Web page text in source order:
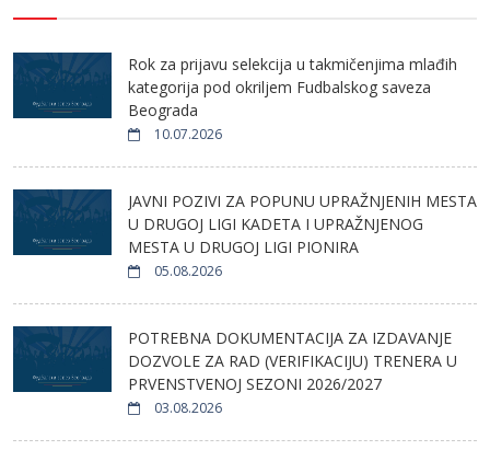
Rok za prijavu selekcija u takmičenjima mlađih
kategorija pod okriljem Fudbalskog saveza
Beograda
10.07.2026
JAVNI POZIVI ZA POPUNU UPRAŽNJENIH MESTA
U DRUGOJ LIGI KADETA I UPRAŽNJENOG
MESTA U DRUGOJ LIGI PIONIRA
05.08.2026
POTREBNA DOKUMENTACIJA ZA IZDAVANJE
DOZVOLE ZA RAD (VERIFIKACIJU) TRENERA U
PRVENSTVENOJ SEZONI 2026/2027
03.08.2026